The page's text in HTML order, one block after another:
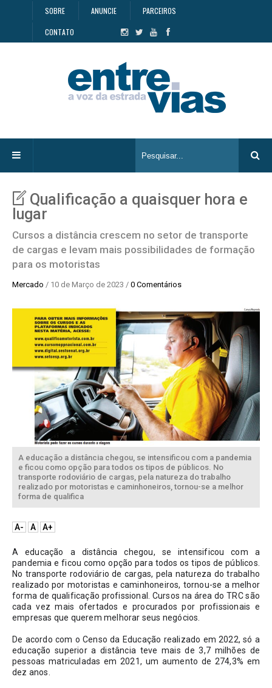
SOBRE ANUNCIE PARCEIROS
CONTATO
Qualificação a quaisquer hora e
lugar
Cursos a distância crescem no setor de transporte
de cargas e levam mais possibilidades de formação
para os motoristas
Mercado / 10 de Março de 2023 / 0 Comentários
A educação a distância chegou, se intensificou com a pandemia
e ficou como opção para todos os tipos de públicos. No
transporte rodoviário de cargas, pela natureza do trabalho
realizado por motoristas e caminhoneiros, tornou-se a melhor
forma de qualifica
A- A A+
A educação a distância chegou, se intensificou com a
pandemia e ficou como opção para todos os tipos de públicos.
No transporte rodoviário de cargas, pela natureza do trabalho
realizado por motoristas e caminhoneiros, tornou-se a melhor
forma de qualificação profissional. Cursos na área do TRC são
cada vez mais ofertados e procurados por profissionais e
empresas que querem melhorar seus negócios.
De acordo com o Censo da Educação realizado em 2022, só a
educação superior a distância teve mais de 3,7 milhões de
pessoas matriculadas em 2021, um aumento de 274,3% em
dez anos.